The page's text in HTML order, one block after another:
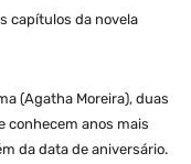
capítulos da novela
(Agatha Moreira), duas
conhecem anos mais
da data de aniversário.